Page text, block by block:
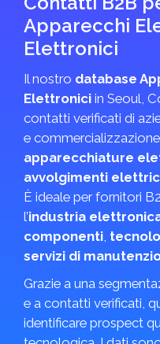
Apparecchi
Elettronici
Il nostro database
Elettronici in Seoul,
contatti verificati di
e
apparecchiature
avvolgimenti
È ideale per fornitori
l’industria
componenti,
servizi di
Grazie a una
e a contatti verificati,
identificare prospect